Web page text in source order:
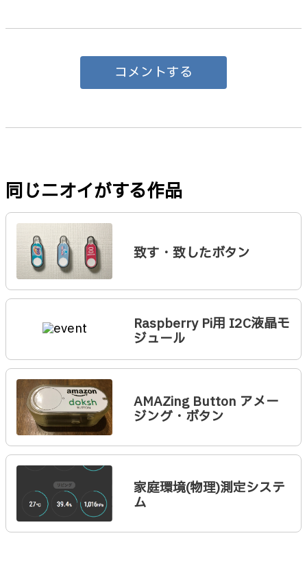
コメントする
同じニオイがする作品
致す・致したボタン
Raspberry Pi用 I2C液晶モ
ジュール
AMAZing Button アメー
ジング・ボタン
家庭環境(物理)測定システ
ム